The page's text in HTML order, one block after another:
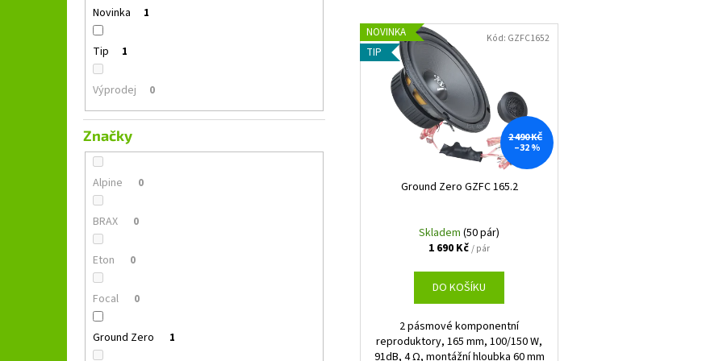
Novinka 1
Tip 1
Výprodej 0
Značky
Alpine 0
BRAX 0
Eton 0
Focal 0
Ground Zero 1
n
í
V
ý
p
NOVINKA
TIP
2 490 KČ
–32 %
Ground Zero GZFC 165.2
Skladem(50 pár)
1 690 Kč/ pár
DO KOŠÍKU
2 pásmové komponentní
reproduktory, 165 mm, 100/150 W,
91dB, 4 Ω, montážní hloubka 60 mm
Kód: GZFC1652
1 690 Kč
Původně:
999 Kč